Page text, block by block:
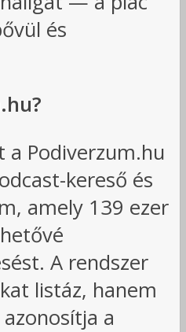
és
Podiverzum.hu
kereső és
amely 139 ezer
A rendszer
listáz, hanem
a